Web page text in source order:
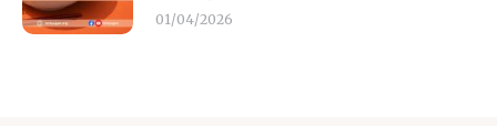
01/04/2026